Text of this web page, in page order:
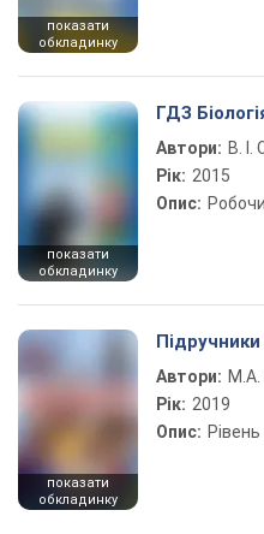
показати
обкладинку
показати
обкладинку
ГДЗ
Автори: В. І.
Рік: 2015
Опис:
показати
обкладинку
Автори: М.А.
Рік: 2019
Опис: